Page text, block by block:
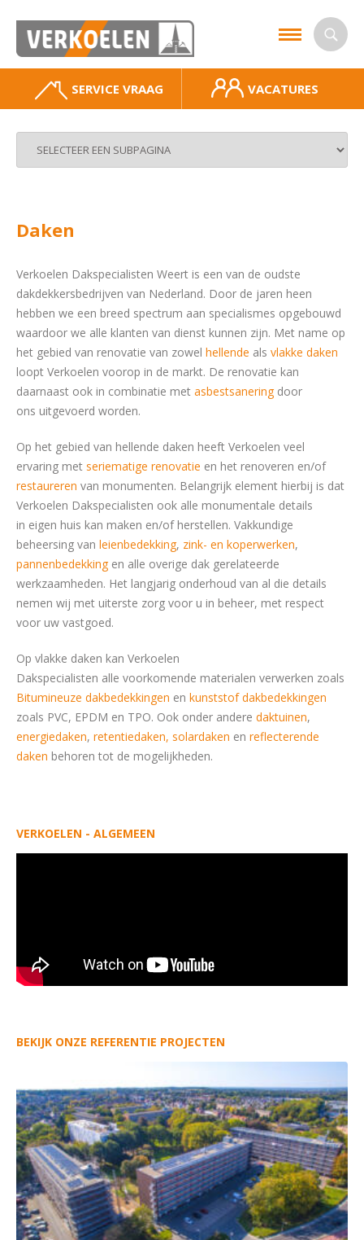
SERVICE VRAAG VACATURES
Daken
Verkoelen Dakspecialisten Weert is een van de oudste
dakdekkersbedrijven van Nederland. Door de jaren heen
hebben we een breed spectrum aan specialismes opgebouwd
waardoor we alle klanten van dienst kunnen zijn. Met name op
het gebied van renovatie van zowel hellende als vlakke daken
loopt Verkoelen voorop in de markt. De renovatie kan
daarnaast ook in combinatie met asbestsanering door
ons uitgevoerd worden.
Op het gebied van hellende daken heeft Verkoelen veel
ervaring met seriematige renovatie en het renoveren en/of
restaureren van monumenten. Belangrijk element hierbij is dat
Verkoelen Dakspecialisten ook alle monumentale details
in eigen huis kan maken en/of herstellen. Vakkundige
beheersing van leienbedekking, zink- en koperwerken,
pannenbedekking en alle overige dak gerelateerde
werkzaamheden. Het langjarig onderhoud van al die details
nemen wij met uiterste zorg voor u in beheer, met respect
voor uw vastgoed.
Op vlakke daken kan Verkoelen
Dakspecialisten alle voorkomende materialen verwerken zoals
Bitumineuze dakbedekkingen en kunststof dakbedekkingen
zoals PVC, EPDM en TPO. Ook onder andere daktuinen,
energiedaken, retentiedaken, solardaken en reflecterende
daken behoren tot de mogelijkheden.
VERKOELEN - ALGEMEEN
BEKIJK ONZE REFERENTIE PROJECTEN